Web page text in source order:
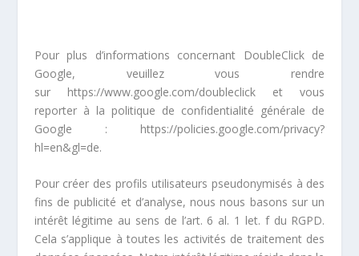
Pour plus d’informations concernant DoubleClick de
Google, veuillez vous rendre
sur https://www.google.com/doubleclick et vous
reporter à la politique de confidentialité générale de
Google : https://policies.google.com/privacy?
hl=en&gl=de.
Pour créer des profils utilisateurs pseudonymisés à des
fins de publicité et d’analyse, nous nous basons sur un
intérêt légitime au sens de l’art. 6 al. 1 let. f du RGPD.
Cela s’applique à toutes les activités de traitement des